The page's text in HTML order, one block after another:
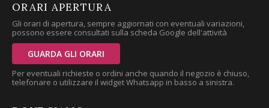
ORARI APERTURA
Gli orari di apertura, sempre aggiornati con eventuali variazioni,
possono essere consultati sulla scheda Google dell'attività
GUARDA GLI ORARI
Per eventuali richieste o ordini anche quando il negozio è chiuso,
telefonare o utilizzare il widget Whatsapp in basso a sinistra.